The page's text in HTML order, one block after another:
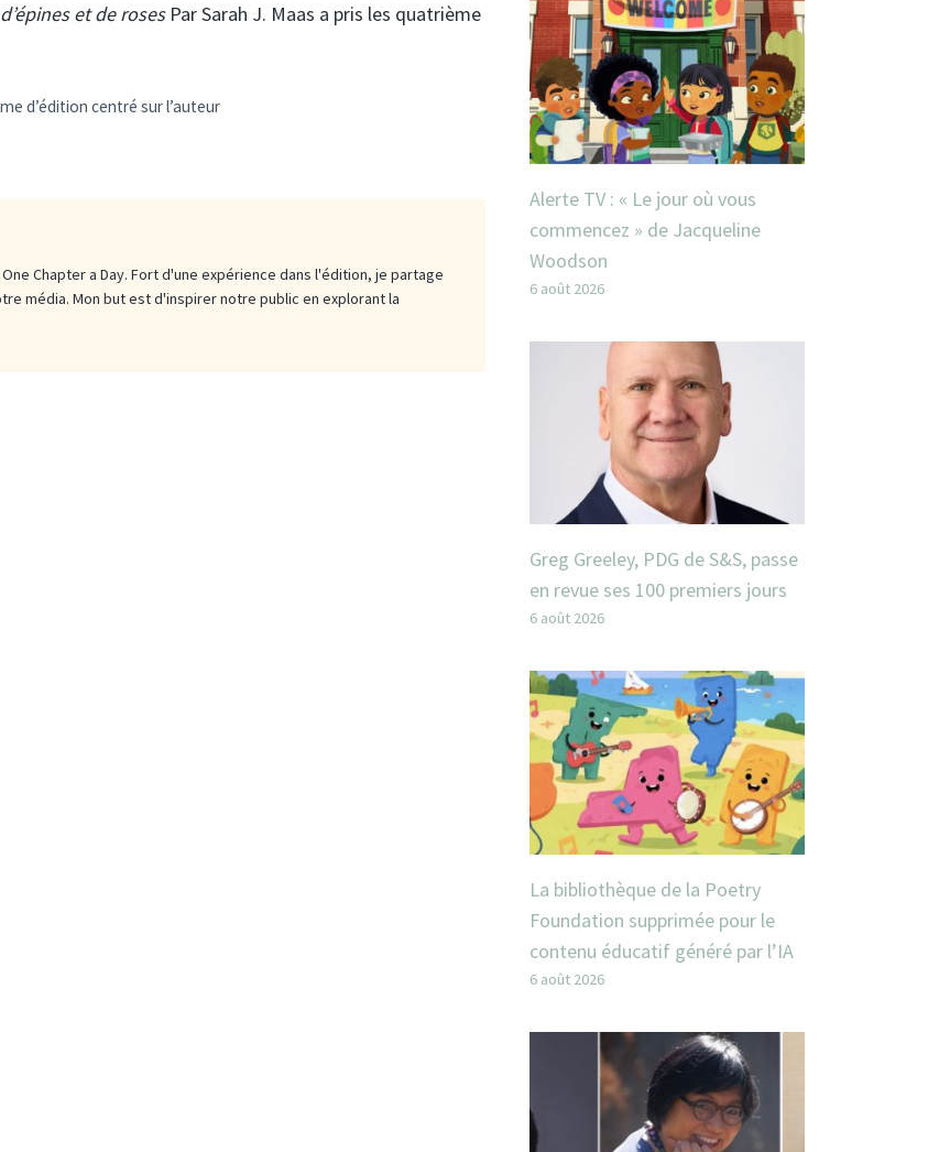
et de rosesPar Sarah J. Maas a pris les quatrième
d’édition centré sur l’auteur
Chapter a Day. Fort d'une expérience dans l'édition, je partage
média. Mon but est d'inspirer notre public en explorant la
Alerte TV : « Le jour où vous
commencez » de Jacqueline
Woodson
6 août 2026
Greg Greeley, PDG de S&S, passe
en revue ses 100 premiers jours
6 août 2026
La bibliothèque de la Poetry
Foundation supprimée pour le
contenu éducatif généré par l’IA
6 août 2026